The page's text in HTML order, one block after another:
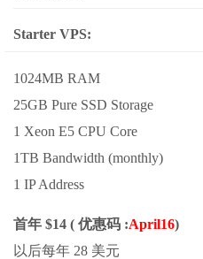
Starter VPS:
1024MB RAM
25GB Pure SSD Storage
1 Xeon E5 CPU Core
1TB Bandwidth (monthly)
1 IP Address
首年 $14 ( 优惠码 :April16)
以后每年 28 美元